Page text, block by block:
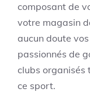
composant de
votre magasin
aucun doute
passionnés de
clubs organisés
ce sport.